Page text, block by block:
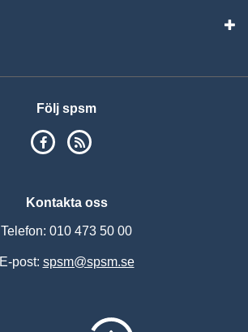
Följ spsm
SPSM på Facebook
Kontakta oss
Telefon: 010 473 50 00
E-post: spsm@spsm.se